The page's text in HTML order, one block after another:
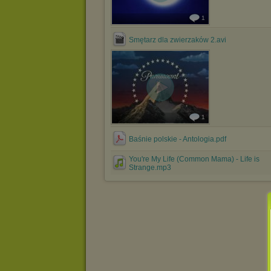
1
Smętarz dla zwierzaków 2.avi
1
Baśnie polskie - Antologia.pdf
You're My Life (Common Mama) - Life is
Strange.mp3